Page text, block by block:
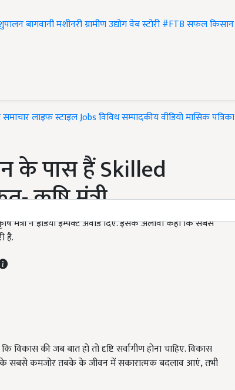
बागवानीमशीनरीग्रामीण उद्योगवेब स्टोरी#FTBसफल किसान
लाइफ स्टाइलJobsविविधसम्पादकीयवीडियोमासिक पत्रिका
के पास हैं Skilled
कृषि मंत्री
मंत्री ने इंडिया इम्पैक्ट अवार्ड दिए. इसके अलावा कहा कि सबसे
है.
की जब बात हो तो दृष्टि सर्वांगीण होना चाहिए. विकास
के सबसे कमजोर तबके के जीवन में सकारात्मक बदलाव आएं, तभी